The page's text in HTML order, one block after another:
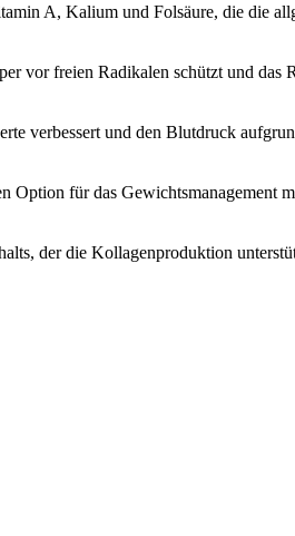
A, Kalium und Folsäure, die die
vor freien Radikalen schützt und das
verbessert und den Blutdruck
Option für das Gewichtsmanagement
der die Kollagenproduktion